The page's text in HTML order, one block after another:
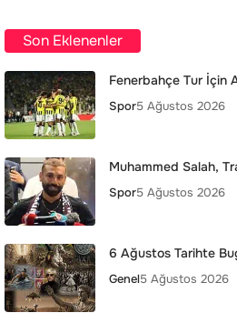
Son Eklenenler
Fenerbahçe Tur İçin
Spor5 Ağustos 2026
Muhammed Salah,
Spor5 Ağustos 2026
6 Ağustos Tarihte
Genel5 Ağustos 2026